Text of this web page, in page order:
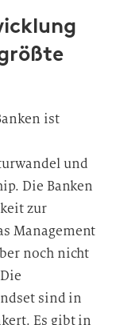
ist
und
Die Banken
zur
Management
noch nicht
sind in
Es gibt in